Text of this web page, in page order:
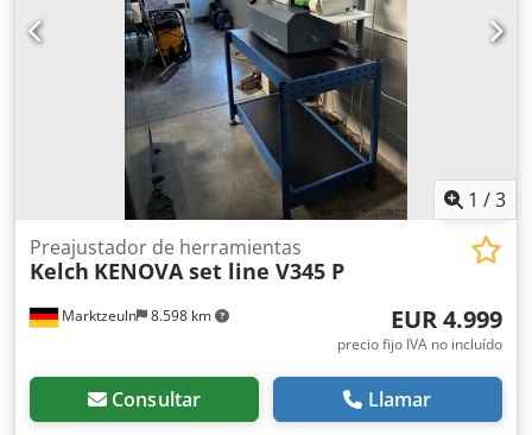
1 /3
Marktzeuln 8.598 km
Preajustador de herramientas
Kelch KENOVA set line V345 P
EUR 4.999
precio fijo IVA no incluído
Consultar Llamar